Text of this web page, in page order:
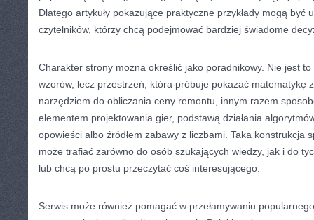
Dlatego artykuły pokazujące praktyczne przykłady mogą być
czytelników, którzy chcą podejmować bardziej świadome
Charakter strony można określić jako poradnikowy. Nie jest to
wzorów, lecz przestrzeń, która próbuje pokazać matematykę
narzędziem do obliczania ceny remontu, innym razem
elementem projektowania gier, podstawą działania
opowieści albo źródłem zabawy z liczbami. Taka konstrukcja
może trafiać zarówno do osób szukających wiedzy, jak i do
lub chcą po prostu przeczytać coś interesującego.
Serwis może również pomagać w przełamywaniu